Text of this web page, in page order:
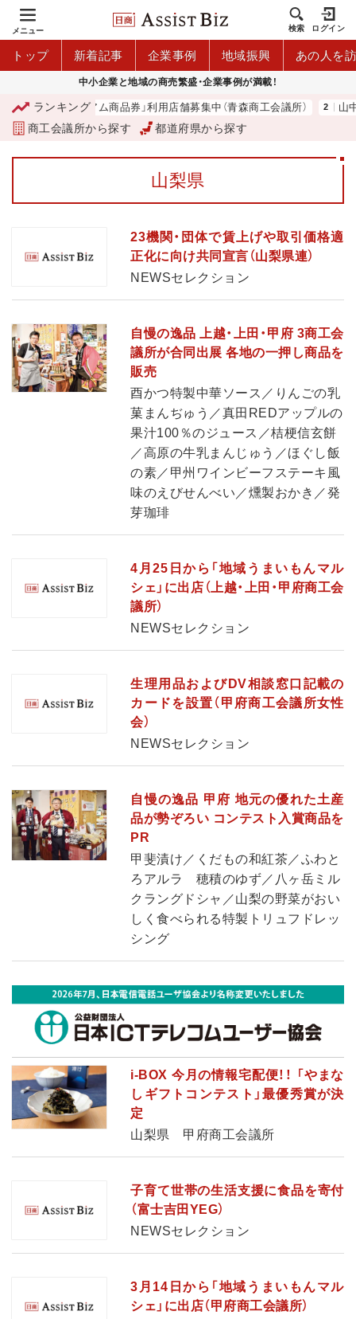
メニュー 検索 ログイン
トップ 新着記事 企業事例 地域振興 あの人を
中小企業と地域の商売繁盛・企業事例が満載！
ランキング
「青森市プレミアム商品券」利用店舗募集中（青森商工会議所） 山中
商工会議所から探す 都道府県から探す
山梨県
23機関・団体で賃上げや取引価格適
正化に向け共同宣言（山梨県連）
NEWSセレクション
自慢の逸品 上越・上田・甲府 3商工会
議所が合同出展 各地の一押し商品を
販売
酉かつ特製中華ソース／りんごの乳
菓まんぢゅう／真田REDアップルの
果汁100％のジュース／桔梗信玄餅
／高原の牛乳まんじゅう／ほぐし飯
の素／甲州ワインビーフステーキ風
味のえびせんべい／燻製おかき／発
芽珈琲
4月25日から「地域うまいもんマル
シェ」に出店（上越・上田・甲府商工会
議所）
NEWSセレクション
生理用品およびDV相談窓口記載の
カードを設置（甲府商工会議所女性
会）
NEWSセレクション
自慢の逸品 甲府 地元の優れた土産
品が勢ぞろい コンテスト入賞商品を
PR
甲斐漬け／くだもの和紅茶／ふわと
ろアルラ 穂積のゆず／八ヶ岳ミル
クラングドシャ／山梨の野菜がおい
しく食べられる特製トリュフドレッ
シング
i-BOX 今月の情報宅配便！！ 「やまな
しギフトコンテスト」最優秀賞が決
定
山梨県 甲府商工会議所
子育て世帯の生活支援に食品を寄付
（富士吉田YEG）
NEWSセレクション
3月14日から「地域うまいもんマル
シェ」に出店（甲府商工会議所）